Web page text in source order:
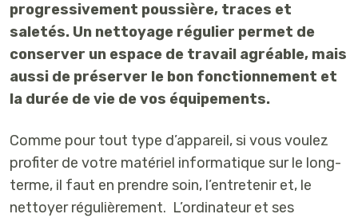
progressivement poussière, traces et
saletés. Un nettoyage régulier permet de
conserver un espace de travail agréable, mais
aussi de préserver le bon fonctionnement et
la durée de vie de vos équipements.
Comme pour tout type d’appareil, si vous voulez
profiter de votre matériel informatique sur le long-
terme, il faut en prendre soin, l’entretenir et, le
nettoyer régulièrement. L’ordinateur et ses